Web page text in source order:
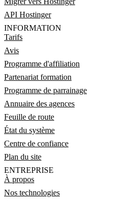
API Hostinger
INFORMATION
Tarifs
Avis
Programme d'affiliation
Partenariat formation
Programme de parrainage
Annuaire des agences
Feuille de route
État du système
Centre de confiance
Plan du site
ENTREPRISE
À propos
Nos technologies